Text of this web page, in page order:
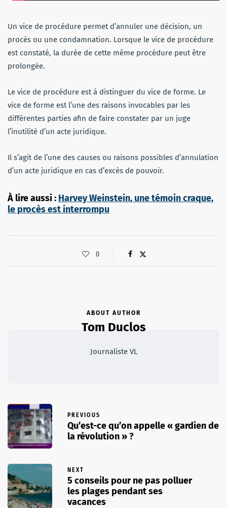
Un vice de procédure permet d’annuler une décision, un
procès ou une condamnation. Lorsque le vice de procédure
est constaté, la durée de cette même procédure peut être
prolongée.
Le vice de procédure est à distinguer du vice de forme. Le
vice de forme est l’une des raisons invocables par les
différentes parties afin de faire constater par un juge
l’inutilité d’un acte juridique.
Il s’agit de l’une des causes ou raisons possibles d’annulation
d’un acte juridique en cas d’excès de pouvoir.
À lire aussi : Harvey Weinstein, une témoin craque,
le procès est interrompu
0
ABOUT AUTHOR
Tom Duclos
Journaliste VL
PREVIOUS
Qu’est-ce qu’on appelle « gardien de
la révolution » ?
NEXT
5 conseils pour ne pas polluer
les plages pendant ses
vacances